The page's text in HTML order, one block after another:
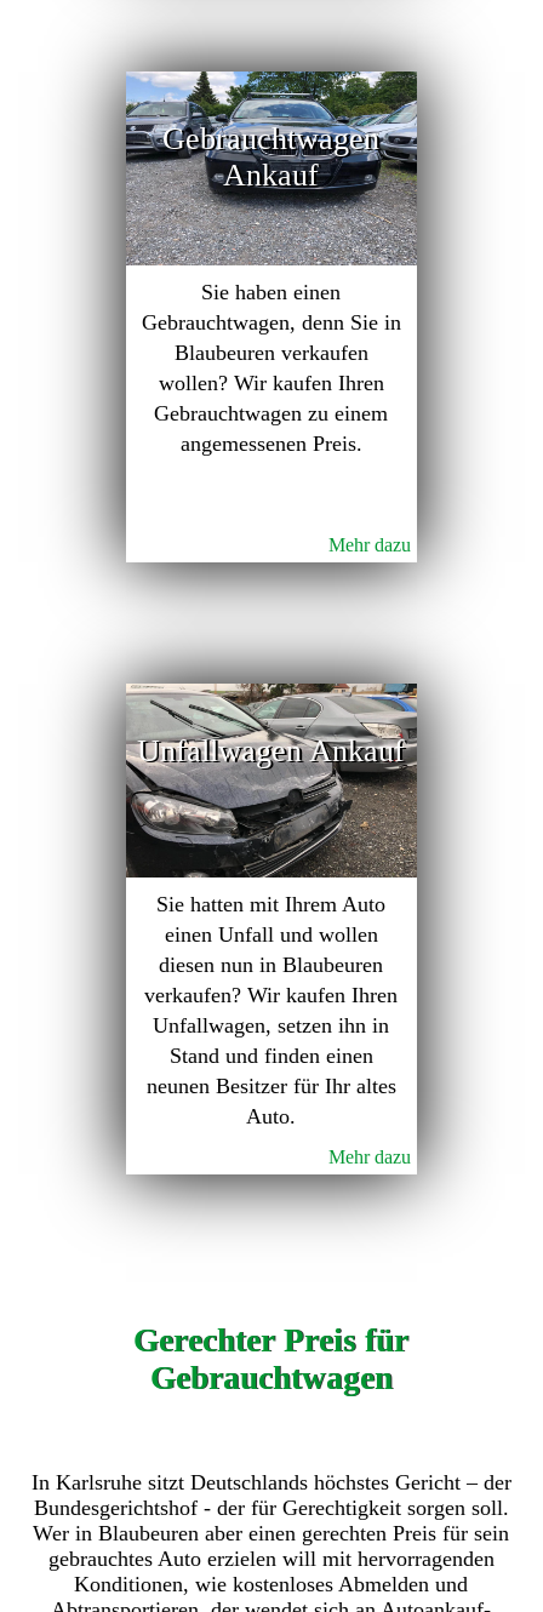
Gebrauchtwagen
Ankauf
Sie haben einen
Gebrauchtwagen, denn Sie in
Blaubeuren verkaufen
wollen? Wir kaufen Ihren
Gebrauchtwagen zu einem
angemessenen Preis.
Mehr dazu
Unfallwagen Ankauf
Sie hatten mit Ihrem Auto
einen Unfall und wollen
diesen nun in Blaubeuren
verkaufen? Wir kaufen Ihren
Unfallwagen, setzen ihn in
Stand und finden einen
neunen Besitzer für Ihr altes
Auto.
Mehr dazu
Gerechter Preis für
Gebrauchtwagen
In Karlsruhe sitzt Deutschlands höchstes Gericht – der
Bundesgerichtshof - der für Gerechtigkeit sorgen soll.
Wer in Blaubeuren aber einen gerechten Preis für sein
gebrauchtes Auto erzielen will mit hervorragenden
Konditionen, wie kostenloses Abmelden und